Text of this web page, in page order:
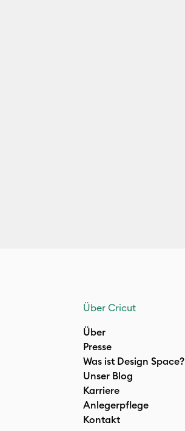
Über Cricut
Über
Presse
Was ist Design Space?
Unser Blog
Karriere
Anlegerpflege
Kontakt